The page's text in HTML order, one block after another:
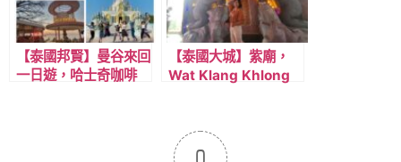
【泰國邦賢】曼谷來回
一日遊，哈士奇咖啡
【泰國大城】紫廟，
Wat Klang Khlong